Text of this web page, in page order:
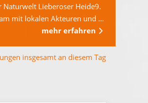
Naturwelt Lieberoser Heide9.
mit lokalen Akteuren und …
mehr erfahren
insgesamt an diesem Tag